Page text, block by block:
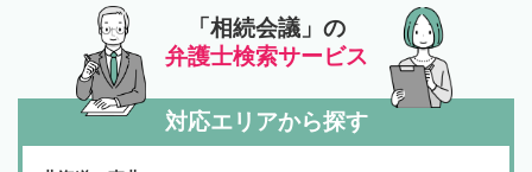
「相続会議」の
弁護士検索サービス
対応エリアから探す